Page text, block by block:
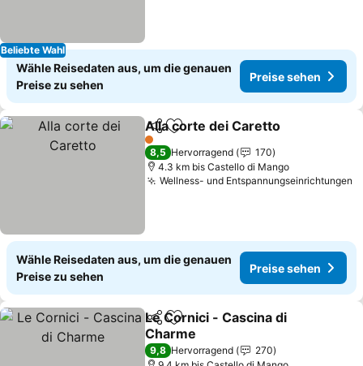
Beliebte Wahl
Wähle Reisedaten aus, um die genauen
Preise zu sehen
Preise sehen
TeilenZu Favoriten hinzufügen
Alla corte dei Caretto
1 Sterne
8,5 Hervorragend
170
4.3 km bis Castello di Mango
Wellness- und Entspannungseinrichtungen
Wähle Reisedaten aus, um die genauen
Preise zu sehen
Preise sehen
TeilenZu Favoriten hinzufügen
Le Cornici - Cascina di
Charme
9,8 Hervorragend
270